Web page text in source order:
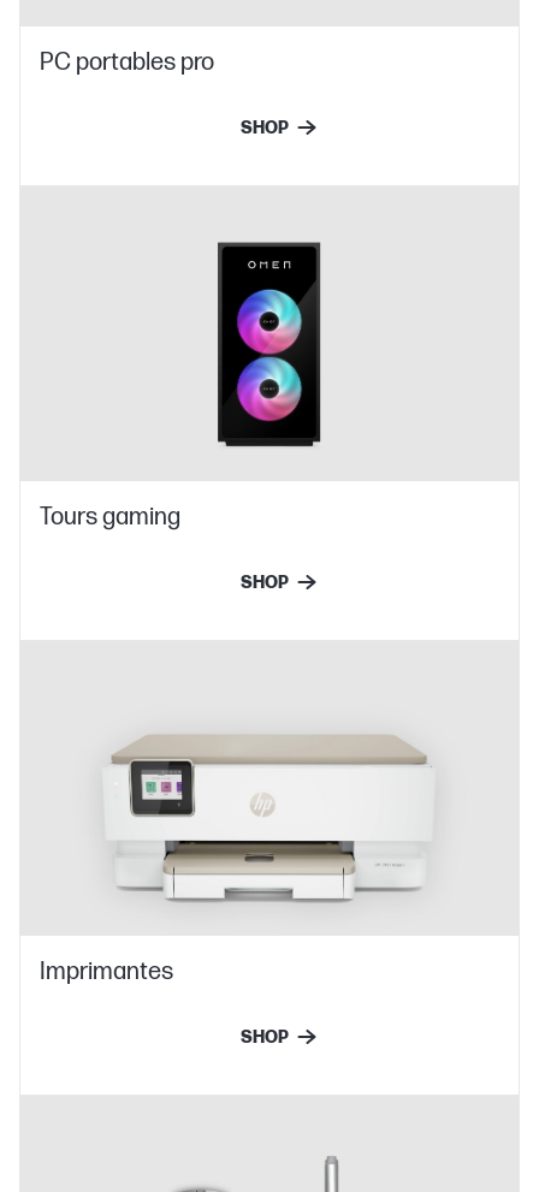
PC portables pro
SHOP
Tours gaming
SHOP
Imprimantes
SHOP